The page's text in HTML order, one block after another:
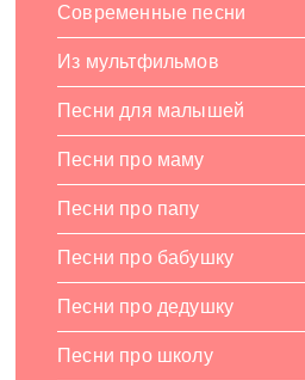
Современные песни
Из мультфильмов
Песни для малышей
Песни про маму
Песни про папу
Песни про бабушку
Песни про дедушку
Песни про школу